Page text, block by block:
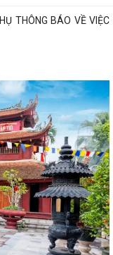
THÔNG BÁO VỀ VIỆC
phường và Nhân dân
7/1947 - 27/7/2026):
siêu, Lễ dâng hương,
dâng hương, thắp nến
chỉ đạo các Tổ dân phố